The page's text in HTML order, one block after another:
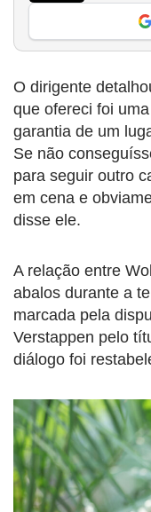
O dirigente
que ofereci foi
garantia de um
Se não
para seguir outro
em cena e
disse ele.
A relação entre
abalos durante a
marcada pela
Verstappen pelo
diálogo foi